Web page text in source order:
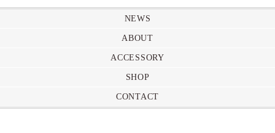
NEWS
ABOUT
ACCESSORY
SHOP
CONTACT